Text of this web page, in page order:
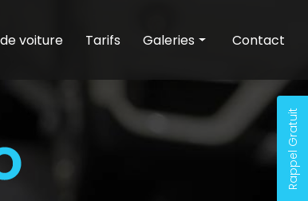
Rappel Gratuit
voiture Tarifs Galeries
Nettoyage auto
Vente de voiture
Contact